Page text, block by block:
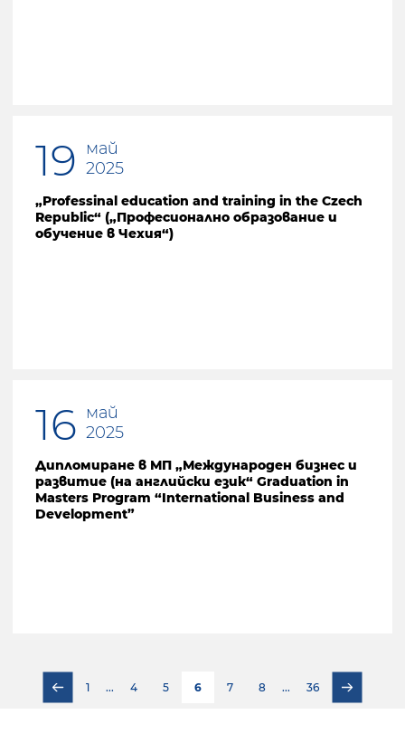
19
май
2025
„Professinal education and training in the Czech
Republic“ („Професионално образование и
обучение в Чехия“)
16 май
2025
Дипломиране в МП „Международен бизнес и
развитие (на английски език“ Graduation in
Masters Program “International Business and
Development”
1 ... 4 5 6 7 8 ... 36